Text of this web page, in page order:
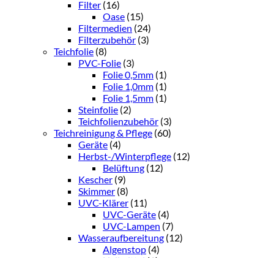
Filter (16)
Oase (15)
Filtermedien (24)
Filterzubehör (3)
Teichfolie (8)
PVC-Folie (3)
Folie 0,5mm (1)
Folie 1,0mm (1)
Folie 1,5mm (1)
Steinfolie (2)
Teichfolienzubehör (3)
Teichreinigung & Pflege (60)
Geräte (4)
Herbst-/Winterpflege (12)
Belüftung (12)
Kescher (9)
Skimmer (8)
UVC-Klärer (11)
UVC-Geräte (4)
UVC-Lampen (7)
Wasseraufbereitung (12)
Algenstop (4)